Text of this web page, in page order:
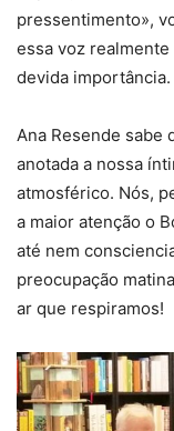
pressentimento»,
essa voz
devida importância.
Ana Resende sabe
anotada a nossa
atmosférico. Nós,
a maior atenção o
até nem
preocupação
ar que respiramos!